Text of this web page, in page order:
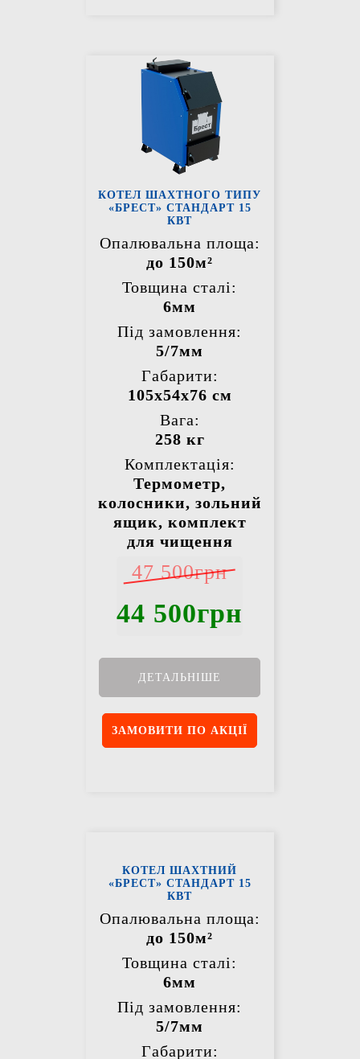
КОТЕЛ ШАХТНОГО ТИПУ
«БРЕСТ» СТАНДАРТ 15
КВТ
Опалювальна площа:
до 150м²
Товщина сталі:
6мм
Під замовлення:
5/7мм
Габарити:
105х54х76 см
Вага:
258 кг
Комплектація:
Термометр,
колосники, зольний
ящик, комплект
для чищення
47 500грн
44 500грн
ДЕТАЛЬНІШЕ
ЗАМОВИТИ ПО АКЦІЇ
КОТЕЛ ШАХТНИЙ
«БРЕСТ» СТАНДАРТ 15
КВТ
Опалювальна площа:
до 150м²
Товщина сталі:
6мм
Під замовлення:
5/7мм
Габарити: